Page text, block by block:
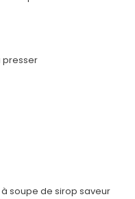
presser
soupe de sirop saveur